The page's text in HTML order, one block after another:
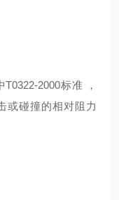
T0322-2000标准
，
或碰撞的相对阻力